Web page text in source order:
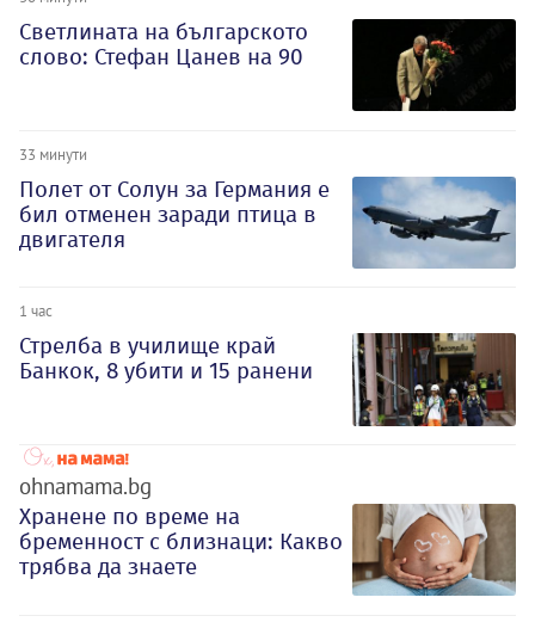
Светлината на българското
слово: Стефан Цанев на 90
33 минути
Полет от Солун за Германия е
бил отменен заради птица в
двигателя
1 час
Стрелба в училище край
Банкок, 8 убити и 15 ранени
ohnamama.bg
Хранене по време на
бременност с близнаци: Какво
трябва да знаете